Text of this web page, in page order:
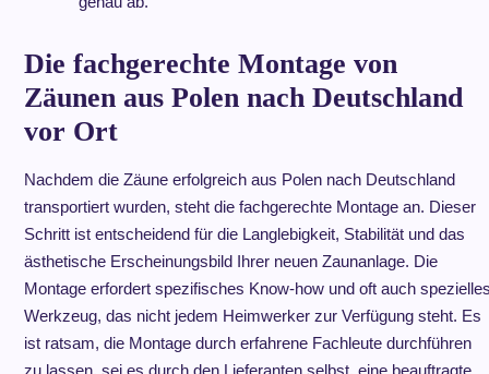
Die fachgerechte Montage von
Zäunen aus Polen nach Deutschland
vor Ort
Nachdem die Zäune erfolgreich aus Polen nach Deutschland
transportiert wurden, steht die fachgerechte Montage an. Dieser
Schritt ist entscheidend für die Langlebigkeit, Stabilität und das
ästhetische Erscheinungsbild Ihrer neuen Zaunanlage. Die
Montage erfordert spezifisches Know-how und oft auch
Werkzeug, das nicht jedem Heimwerker zur Verfügung steht. Es
ist ratsam, die Montage durch erfahrene Fachleute durchführen
zu lassen, sei es durch den Lieferanten selbst, eine beauftragte